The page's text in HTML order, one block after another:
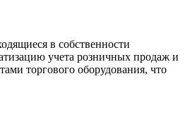
в собственности
учета розничных продаж и
торгового оборудования, что